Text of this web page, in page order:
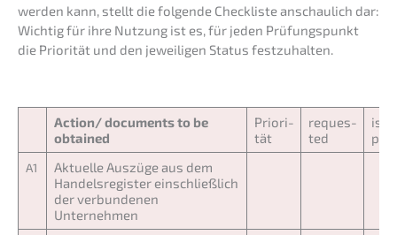
werden kann, stellt die folgen­de Check­lis­te anschau­lich dar:
Wichtig für ihre Nutzung ist es, für jeden Prüfungs­punkt
die Priori­tät und den jewei­li­gen Status festzuhalten.
Action/ documents to be
obtained
Priori­
tät
reques­
ted
is
A1
Aktuel­le Auszü­ge aus dem
Handels­re­gis­ter einschließ­lich
der verbun­de­nen
Unternehmen